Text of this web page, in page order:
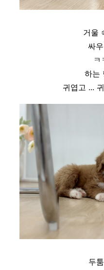
거울
싸
ㅋ
하는
귀엽고 ...
두